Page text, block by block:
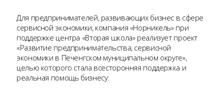
Для предпринимателей, развивающих бизнес в сфере
сервисной экономики, компания «Норникель» при
поддержке центра «Вторая школа» реализует проект
«Развитие предпринимательства, сервисной
экономики в Печенгском муниципальном округе»,
целью которого стала всесторонняя поддержка и
реальная помощь бизнесу: